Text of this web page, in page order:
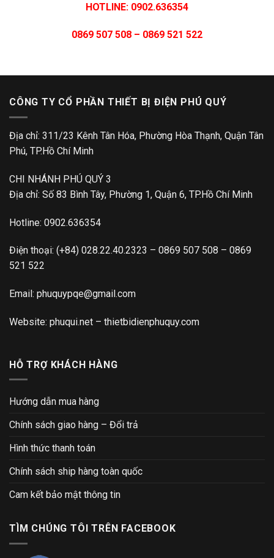
HOTLINE: 0902.636354
0869 507 508 – 0869 521 522
CÔNG TY CỔ PHẦN THIẾT BỊ ĐIỆN PHÚ QUÝ
Địa chỉ: 311/23 Kênh Tân Hóa, Phường Hòa Thạnh, Quận Tân
Phú, TP.Hồ Chí Minh
CHI NHÁNH PHÚ QUÝ 3
Địa chỉ: Số 83 Bình Tây, Phường 1, Quận 6, TP.Hồ Chí Minh
Hotline: 0902.636354
Điện thoại: (+84) 028.22.40.2323 – 0869 507 508 – 0869
521 522
Email: phuquypqe@gmail.com
Website: phuqui.net – thietbidienphuquy.com
HỖ TRỢ KHÁCH HÀNG
Hướng dẫn mua hàng
Chính sách giao hàng – Đổi trả
Hình thức thanh toán
Chính sách ship hàng toàn quốc
Cam kết bảo mật thông tin
TÌM CHÚNG TÔI TRÊN FACEBOOK